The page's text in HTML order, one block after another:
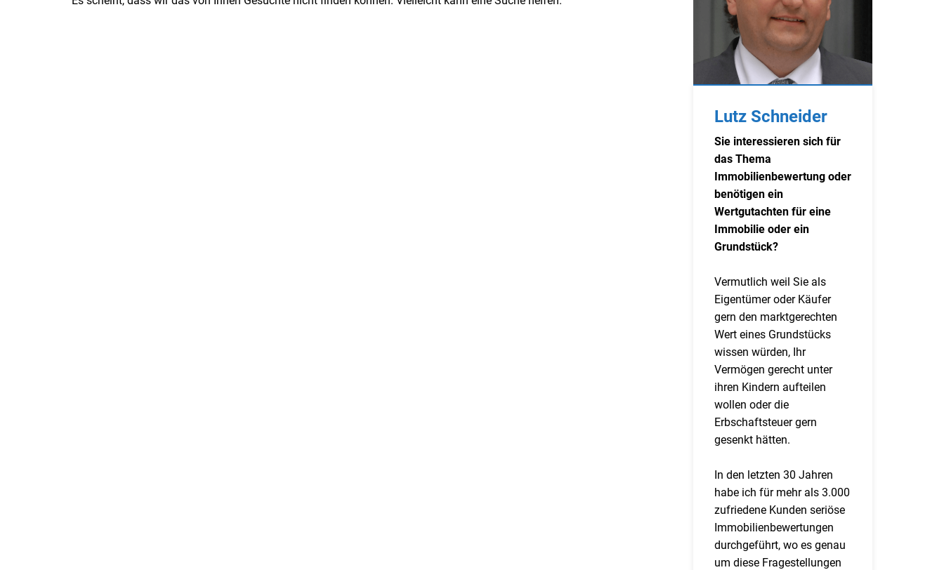
Lutz Schneider
Sie interessieren sich für
das Thema
Immobilienbewertung oder
benötigen ein
Wertgutachten für eine
Immobilie oder ein
Grundstück?
Vermutlich weil Sie als
Eigentümer oder Käufer
gern den marktgerechten
Wert eines Grundstücks
wissen würden, Ihr
Vermögen gerecht unter
ihren Kindern aufteilen
wollen oder die
Erbschaftsteuer gern
gesenkt hätten.
In den letzten 30 Jahren
habe ich für mehr als 3.000
zufriedene Kunden seriöse
Immobilienbewertungen
durchgeführt, wo es genau
um diese Fragestellungen